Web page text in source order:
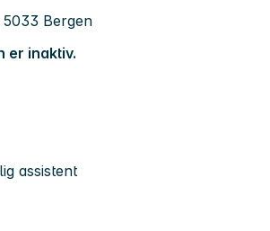
5033 Bergen
er inaktiv.
assistent